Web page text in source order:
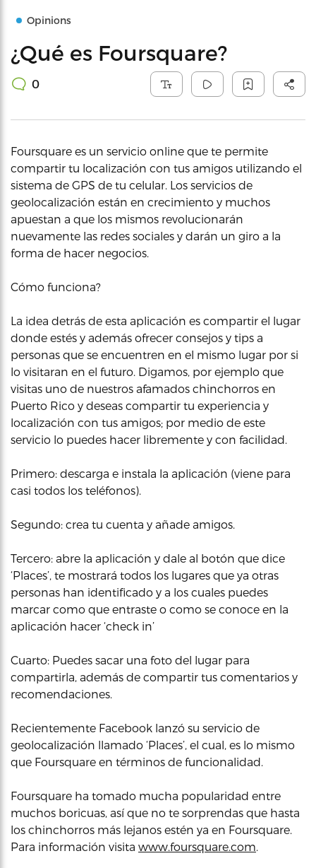
Opinions
¿Qué es Foursquare?
0
Foursquare es un servicio online que te permite
compartir tu localización con tus amigos utilizando el
sistema de GPS de tu celular. Los servicios de
geolocalización están en crecimiento y muchos
apuestan a que los mismos revolucionarán
nuevamente las redes sociales y darán un giro a la
forma de hacer negocios.
Cómo funciona?
La idea detrás de esta aplicación es compartir el lugar
donde estés y además ofrecer consejos y tips a
personas que se encuentren en el mismo lugar por si
lo visitaran en el futuro. Digamos, por ejemplo que
visitas uno de nuestros afamados chinchorros en
Puerto Rico y deseas compartir tu experiencia y
localización con tus amigos; por medio de este
servicio lo puedes hacer libremente y con facilidad.
Primero: descarga e instala la aplicación (viene para
casi todos los teléfonos).
Segundo: crea tu cuenta y añade amigos.
Tercero: abre la aplicación y dale al botón que dice
‘Places’, te mostrará todos los lugares que ya otras
personas han identificado y a los cuales puedes
marcar como que entraste o como se conoce en la
aplicación hacer ‘check in’
Cuarto: Puedes sacar una foto del lugar para
compartirla, además de compartir tus comentarios y
recomendaciones.
Recientemente Facebook lanzó su servicio de
geolocalización llamado ‘Places’, el cual, es lo mismo
que Foursquare en términos de funcionalidad.
Foursquare ha tomado mucha popularidad entre
muchos boricuas, así que no te sorprendas que hasta
los chinchorros más lejanos estén ya en Foursquare.
Para información visita www.foursquare.com.